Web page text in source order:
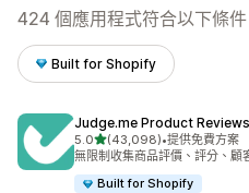
424 個應用程式符合以下條件
Built for Shopify
Judge.me Product
5.0滿分 5 顆星
(43,098)
共有 43098 則評價
•提供免費方案
無限制收集商品評價、評分、顧
Built for Shopify